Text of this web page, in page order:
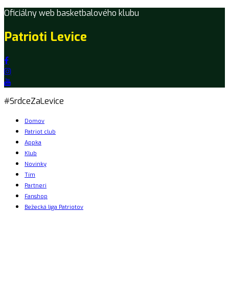
Oficiálny web basketbalového klubu
Patrioti Levice
#SrdceZaLevice
Domov
Patriot club
Appka
Klub
Novinky
Tím
Partneri
Fanshop
Bežecká liga Patriotov